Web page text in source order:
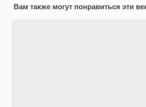
Вам также могут понравиться эти